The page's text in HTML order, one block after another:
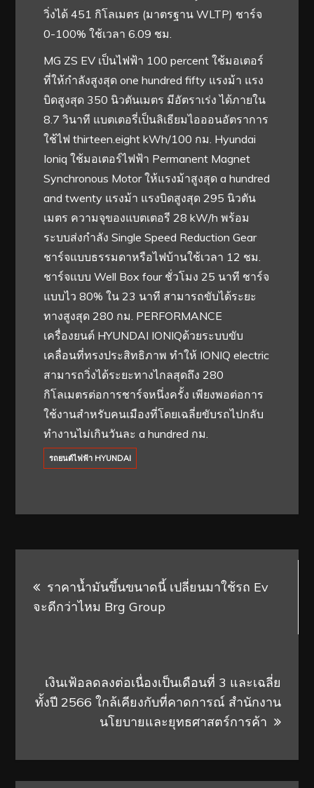
วิ่งได้ 451 กิโลเมตร (มาตรฐาน WLTP) ชาร์จ
0-100% ใช้เวลา 6.09 ชม.
MG ZS EV เป็นไฟฟ้า 100 percent ใช้มอเตอร์
ที่ให้กำลังสูงสุด one hundred fifty แรงม้า แรง
บิดสูงสุด 350 นิวตันเมตร มีอัตราเร่ง ได้ภายใน
8.7 วินาที แบตเตอรี่เป็นลิเธียมไอออนอัตราการ
ใช้ไฟ thirteen.eight kWh/100 กม. Hyundai
Ioniq ใช้มอเตอร์ไฟฟ้า Permanent Magnet
Synchronous Motor ให้แรงม้าสูงสุด a hundred
and twenty แรงม้า แรงบิดสูงสุด 295 นิวตัน
เมตร ความจุของแบตเตอรี 28 kW/h พร้อม
ระบบส่งกำลัง Single Speed Reduction Gear
ชาร์จแบบธรรมดาหรือไฟบ้านใช้เวลา 12 ชม.
ชาร์จแบบ Well Box four ชั่วโมง 25 นาที ชาร์จ
แบบไว 80% ใน 23 นาที สามารถขับได้ระยะ
ทางสูงสุด 280 กม. PERFORMANCE
เครื่องยนต์ HYUNDAI IONIQด้วยระบบขับ
เคลื่อนที่ทรงประสิทธิภาพ ทำให้ IONIQ electric
สามารถวิ่งได้ระยะทางไกลสุดถึง 280
กิโลเมตรต่อการชาร์จหนึ่งครั้ง เพียงพอต่อการ
ใช้งานสำหรับคนเมืองที่โดยเฉลี่ยขับรถไปกลับ
ทำงานไม่เกินวันละ a hundred กม.
รถยนต์ไฟฟ้า HYUNDAI
navigation
ราคาน้ำมันขึ้นขนาดนี้ เปลี่ยนมาใช้รถ Ev
จะดีกว่าไหม Brg Group
เงินเฟ้อลดลงต่อเนื่องเป็นเดือนที่ 3 และเฉลี่ย
ทั้งปี 2566 ใกล้เคียงกับที่คาดการณ์ สำนักงาน
นโยบายและยุทธศาสตร์การค้า